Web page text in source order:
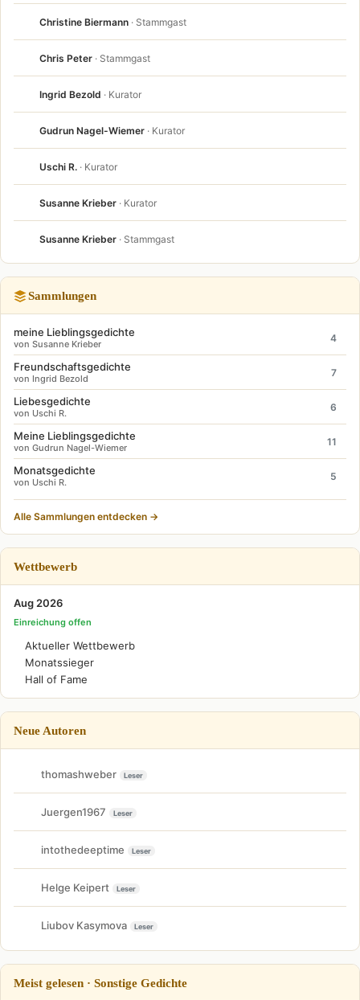
Christine Biermann · Stammgast
Chris Peter · Stammgast
Ingrid Bezold · Kurator
Gudrun Nagel-Wiemer · Kurator
Uschi R. · Kurator
Susanne Krieber · Kurator
Susanne Krieber · Stammgast
Sammlungen
meine Lieblingsgedichte
von Susanne Krieber
4
Freundschaftsgedichte
von Ingrid Bezold
7
Liebesgedichte
von Uschi R.
6
Meine Lieblingsgedichte
von Gudrun Nagel-Wiemer
11
Monatsgedichte
von Uschi R.
5
Alle Sammlungen entdecken →
Wettbewerb
Aug 2026
Einreichung offen
Aktueller Wettbewerb
Monatssieger
Hall of Fame
Neue Autoren
thomashweber Leser
Juergen1967 Leser
intothedeeptime Leser
Helge Keipert Leser
Liubov Kasymova Leser
Meist gelesen · Sonstige Gedichte